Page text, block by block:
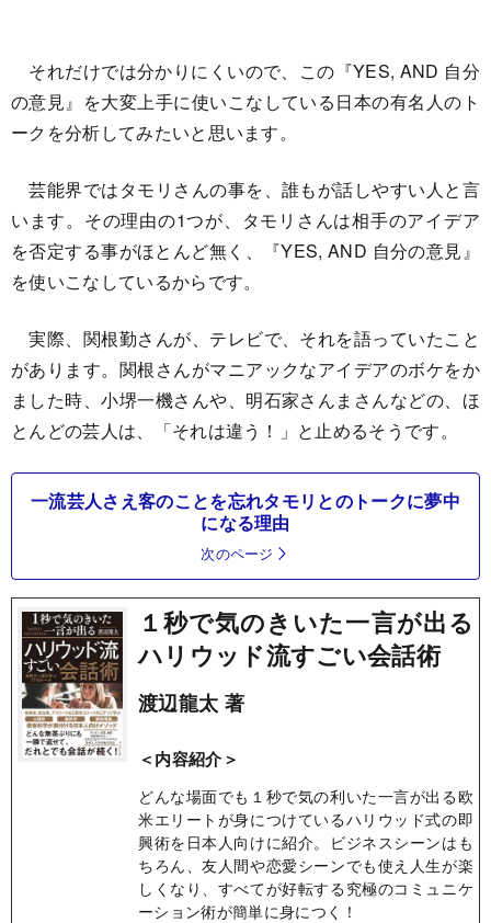
それだけでは分かりにくいので、この『YES, AND 自分
の意見』を大変上手に使いこなしている日本の有名人のト
ークを分析してみたいと思います。
芸能界ではタモリさんの事を、誰もが話しやすい人と言
います。その理由の1つが、タモリさんは相手のアイデア
を否定する事がほとんど無く、『YES, AND 自分の意見』
を使いこなしているからです。
実際、関根勤さんが、テレビで、それを語っていたこと
があります。関根さんがマニアックなアイデアのボケをか
ました時、小堺一機さんや、明石家さんまさんなどの、ほ
とんどの芸人は、「それは違う！」と止めるそうです。
一流芸人さえ客のことを忘れタモリとのトークに夢中
になる理由
次のページ
１秒で気のきいた一言が出る
ハリウッド流すごい会話術
渡辺龍太 著
＜内容紹介＞
どんな場面でも１秒で気の利いた一言が出る欧
米エリートが身につけているハリウッド式の即
興術を日本人向けに紹介。ビジネスシーンはも
ちろん、友人間や恋愛シーンでも使え人生が楽
しくなり、すべてが好転する究極のコミュニケ
ーション術が簡単に身につく！